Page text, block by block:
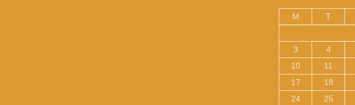
M
T
3
4
10
11
17
18
24
25